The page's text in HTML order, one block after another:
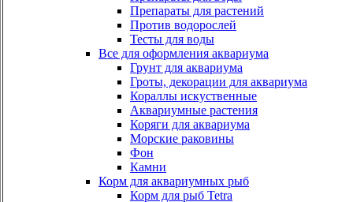
Препараты для растений
Против водорослей
Тесты для воды
Все для оформления аквариума
Грунт для аквариума
Гроты, декорации для аквариума
Кораллы искуственные
Аквариумные растения
Коряги для аквариума
Морские раковины
Фон
Камни
Корм для аквариумных рыб
Корм для рыб Tetra